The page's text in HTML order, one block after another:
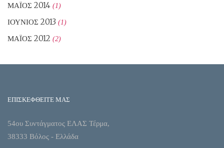
ΜΆΙΟΣ 2014 (1)
ΙΟΎΝΙΟΣ 2013 (1)
ΜΆΙΟΣ 2012 (2)
ΕΠΙΣΚΕΦΘΕΙΤΕ ΜΑΣ
54ου Συντάγματος ΕΛΑΣ Τέρμα,
38333 Βόλος - Ελλάδα